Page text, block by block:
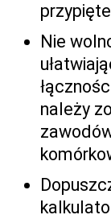
Nie
należy